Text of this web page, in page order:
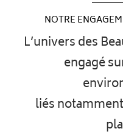
NOTRE
L’univers des
engagé
liés